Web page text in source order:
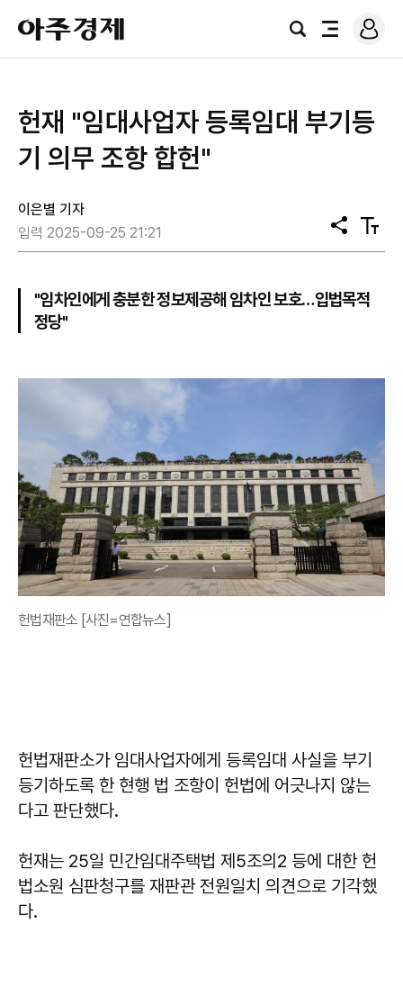
아
주
경
검
전
로
그
헌재 "임대사업자 등록임대 부기등
기 의무 조항 합헌"
이은별 기자
입력 2025-09-25 21:21
공
유
텍
스
기
"임차인에게 충분한 정보제공해 임차인 보호…입법목적
정당"
헌법재판소 [사진=연합뉴스]
헌법재판소가 임대사업자에게 등록임대 사실을 부기
등기하도록 한 현행 법 조항이 헌법에 어긋나지 않는
다고 판단했다.
헌재는 25일 민간임대주택법 제5조의2 등에 대한 헌
법소원 심판청구를 재판관 전원일치 의견으로 기각했
다.